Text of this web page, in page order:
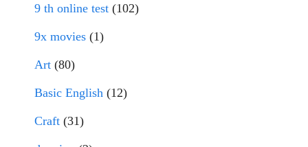
9 th online test (102)
9x movies (1)
Art (80)
Basic English (12)
Craft (31)